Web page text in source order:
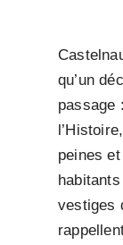
qu’un
passage
peines
vestiges